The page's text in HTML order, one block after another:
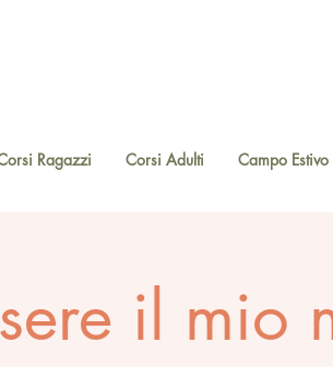
Ragazzi Corsi Adulti Campo Estivo
il mio